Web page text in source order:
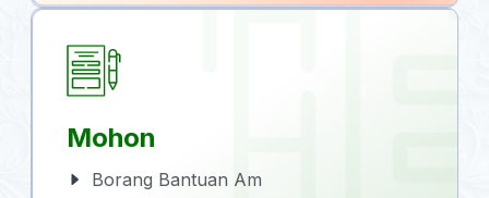
Mohon
Borang Bantuan Am